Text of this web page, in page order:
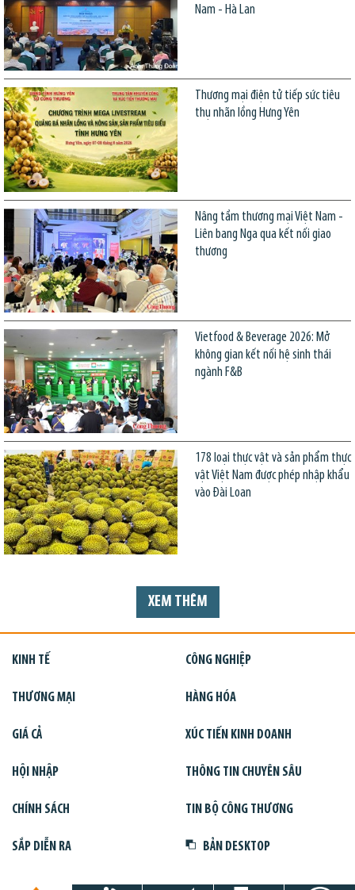
Nam - Hà Lan
Thương mại điện tử tiếp sức tiêu
thụ nhãn lồng Hưng Yên
Nâng tầm thương mại Việt Nam -
Liên bang Nga qua kết nối giao
thương
Vietfood & Beverage 2026: Mở
không gian kết nối hệ sinh thái
ngành F&B
178 loại thực vật và sản phẩm thực
vật Việt Nam được phép nhập khẩu
vào Đài Loan
XEM THÊM
KINH TẾ CÔNG NGHIỆP
THƯƠNG MẠI HÀNG HÓA
GIÁ CẢ XÚC TIẾN KINH DOANH
HỘI NHẬP THÔNG TIN CHUYÊN SÂU
CHÍNH SÁCH TIN BỘ CÔNG THƯƠNG
SẮP DIỄN RA BẢN DESKTOP